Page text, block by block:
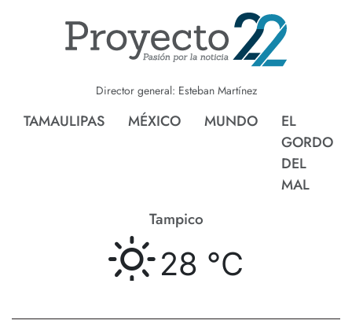
Director general: Esteban Martínez
TAMAULIPAS MÉXICO MUNDO
EL
GORDO
DEL
MAL
Tampico
28 °C